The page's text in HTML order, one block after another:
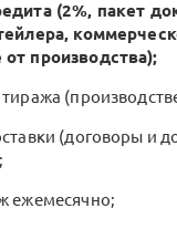
(2%, пакет
производства);
(договоры и
ежемесячно;